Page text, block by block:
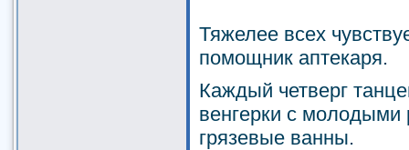
Тяжелее всех
помощник аптекаря.
Каждый четверг
венгерки с
грязевые ванны.